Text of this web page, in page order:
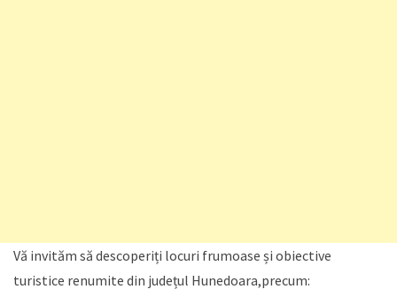
Vă invităm să descoperiți locuri frumoase și obiective
turistice renumite din județul Hunedoara,precum: